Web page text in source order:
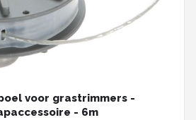
voor grastrimmers -
- 6m